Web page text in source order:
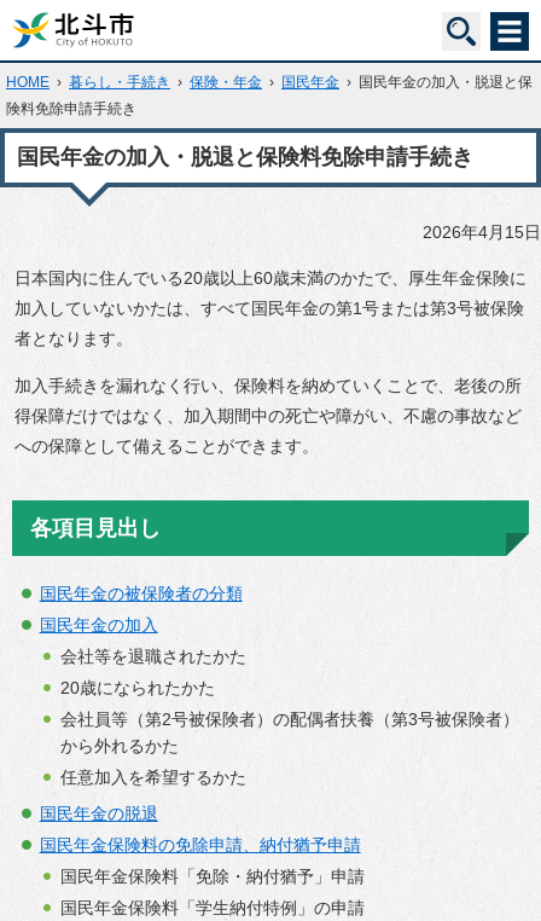
HOME › 暮らし・手続き › 保険・年金 › 国民年金 › 国民年金の加入・脱退と保
険料免除申請手続き
国民年金の加入・脱退と保険料免除申請手続き
2026年4月15日
日本国内に住んでいる20歳以上60歳未満のかたで、厚生年金保険に
加入していないかたは、すべて国民年金の第1号または第3号被保険
者となります。
加入手続きを漏れなく行い、保険料を納めていくことで、老後の所
得保障だけではなく、加入期間中の死亡や障がい、不慮の事故など
への保障として備えることができます。
各項目見出し
国民年金の被保険者の分類
国民年金の加入
会社等を退職されたかた
20歳になられたかた
会社員等（第2号被保険者）の配偶者扶養（第3号被保険者）
から外れるかた
任意加入を希望するかた
国民年金の脱退
国民年金保険料の免除申請、納付猶予申請
国民年金保険料「免除・納付猶予」申請
国民年金保険料「学生納付特例」の申請